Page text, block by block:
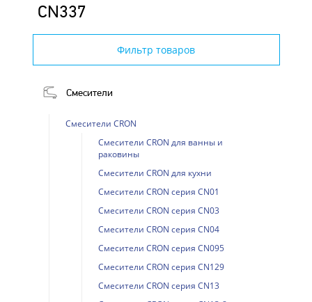
CN337
Фильтр товаров
Смесители
Смесители CRON
Смесители CRON для ванны и
раковины
Смесители CRON для кухни
Смесители CRON серия CN01
Смесители CRON серия CN03
Смесители CRON серия CN04
Смесители CRON серия CN095
Смесители CRON серия CN129
Смесители CRON серия CN13